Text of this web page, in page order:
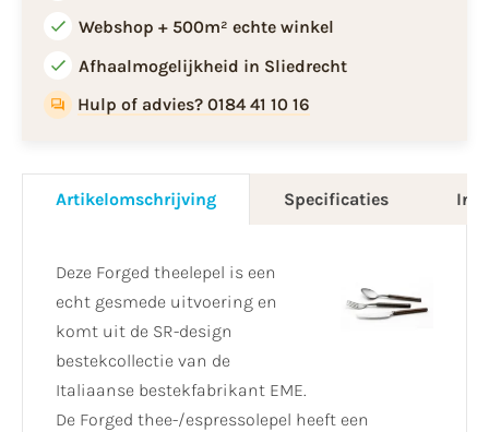
Webshop + 500m² echte winkel
Afhaalmogelijkheid in Sliedrecht
Hulp of advies? 0184 41 10 16
Artikelomschrijving Specificaties
Deze Forged theelepel is een
echt gesmede uitvoering en
komt uit de SR-design
bestekcollectie van de
Italiaanse bestekfabrikant EME.
De Forged thee-/espressolepel heeft een